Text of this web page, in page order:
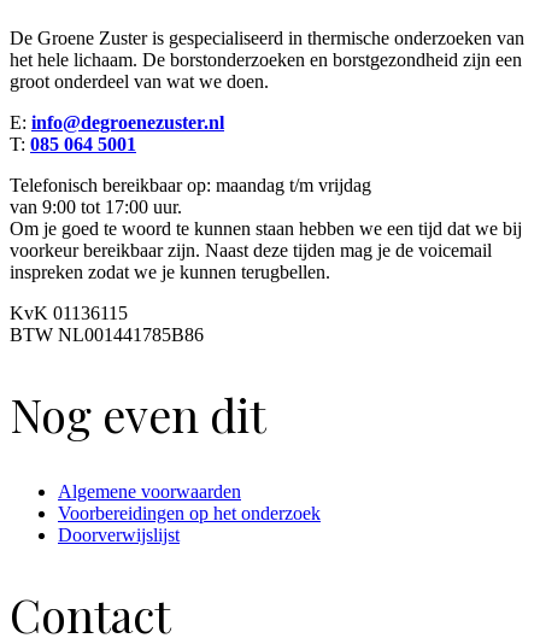
De Groene Zuster is gespecialiseerd in thermische onderzoeken van
het hele lichaam. De borstonderzoeken en borstgezondheid zijn een
groot onderdeel van wat we doen.
E: info@degroenezuster.nl
T: 085 064 5001
Telefonisch bereikbaar op: maandag t/m vrijdag
van 9:00 tot 17:00 uur.
Om je goed te woord te kunnen staan hebben we een tijd dat we bij
voorkeur bereikbaar zijn. Naast deze tijden mag je de voicemail
inspreken zodat we je kunnen terugbellen.
KvK 01136115
BTW NL001441785B86
Nog even dit
Algemene voorwaarden
Voorbereidingen op het onderzoek
Doorverwijslijst
Contact